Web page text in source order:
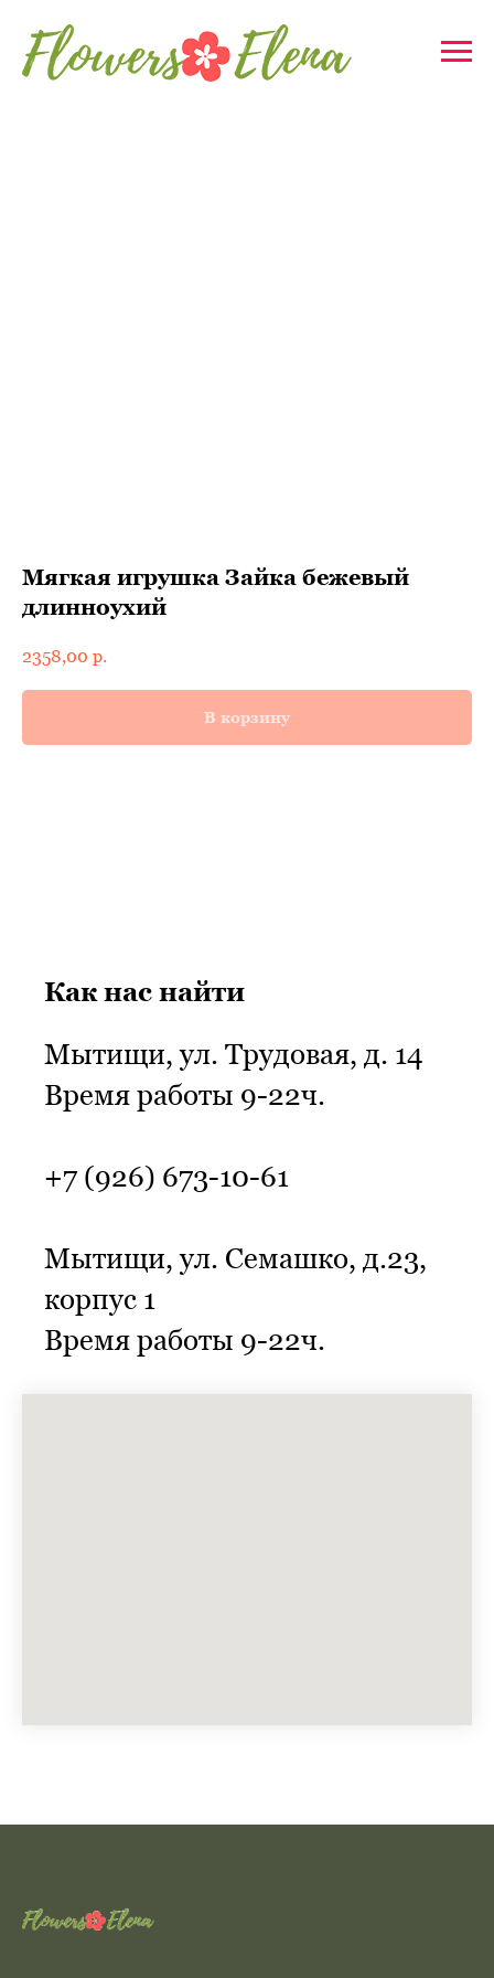
Мягкая игрушка Зайка бежевый
длинноухий
2358,00 р.
В корзину
Как нас найти
Мытищи, ул. Трудовая, д. 14
Время работы 9-22ч.
+7 (926) 673-10-61
Мытищи, ул. Семашко, д.23,
корпус 1
Время работы 9-22ч.